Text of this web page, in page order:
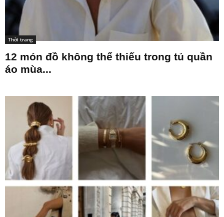
Thời trang
12 món đồ không thể thiếu trong tủ quần
áo mùa...